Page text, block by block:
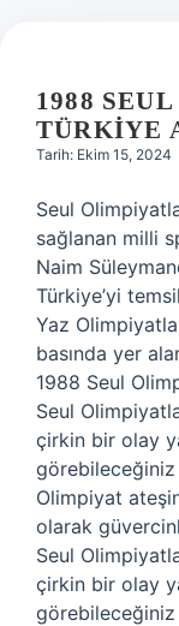
1988
TÜRKIYE
Tarih: Ekim 15, 2024
Seul
sağlanan milli
Naim
Türkiye’yi
Yaz
basında yer
1988 Seul
Seul
çirkin bir olay
görebileceğiniz
Olimpiyat
olarak
Seul
çirkin bir olay
görebileceğiniz